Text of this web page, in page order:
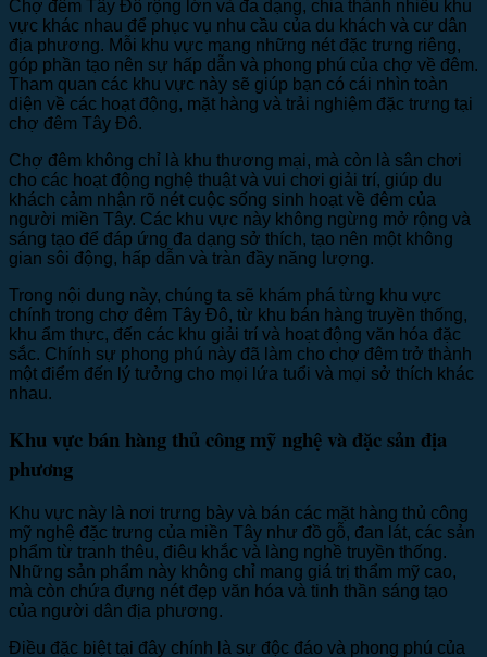
Chợ đêm Tây Đô rộng lớn và đa dạng, chia thành nhiều khu
vực khác nhau để phục vụ nhu cầu của du khách và cư dân
địa phương. Mỗi khu vực mang những nét đặc trưng riêng,
góp phần tạo nên sự hấp dẫn và phong phú của chợ về đêm.
Tham quan các khu vực này sẽ giúp bạn có cái nhìn toàn
diện về các hoạt động, mặt hàng và trải nghiệm đặc trưng tại
chợ đêm Tây Đô.
Chợ đêm không chỉ là khu thương mại, mà còn là sân chơi
cho các hoạt động nghệ thuật và vui chơi giải trí, giúp du
khách cảm nhận rõ nét cuộc sống sinh hoạt về đêm của
người miền Tây. Các khu vực này không ngừng mở rộng và
sáng tạo để đáp ứng đa dạng sở thích, tạo nên một không
gian sôi động, hấp dẫn và tràn đầy năng lượng.
Trong nội dung này, chúng ta sẽ khám phá từng khu vực
chính trong chợ đêm Tây Đô, từ khu bán hàng truyền thống,
khu ẩm thực, đến các khu giải trí và hoạt động văn hóa đặc
sắc. Chính sự phong phú này đã làm cho chợ đêm trở thành
một điểm đến lý tưởng cho mọi lứa tuổi và mọi sở thích khác
nhau.
Khu vực bán hàng thủ công mỹ nghệ và đặc sản địa
phương
Khu vực này là nơi trưng bày và bán các mặt hàng thủ công
mỹ nghệ đặc trưng của miền Tây như đồ gỗ, đan lát, các sản
phẩm từ tranh thêu, điêu khắc và làng nghề truyền thống.
Những sản phẩm này không chỉ mang giá trị thẩm mỹ cao,
mà còn chứa đựng nét đẹp văn hóa và tinh thần sáng tạo
của người dân địa phương.
Điều đặc biệt tại đây chính là sự độc đáo và phong phú của